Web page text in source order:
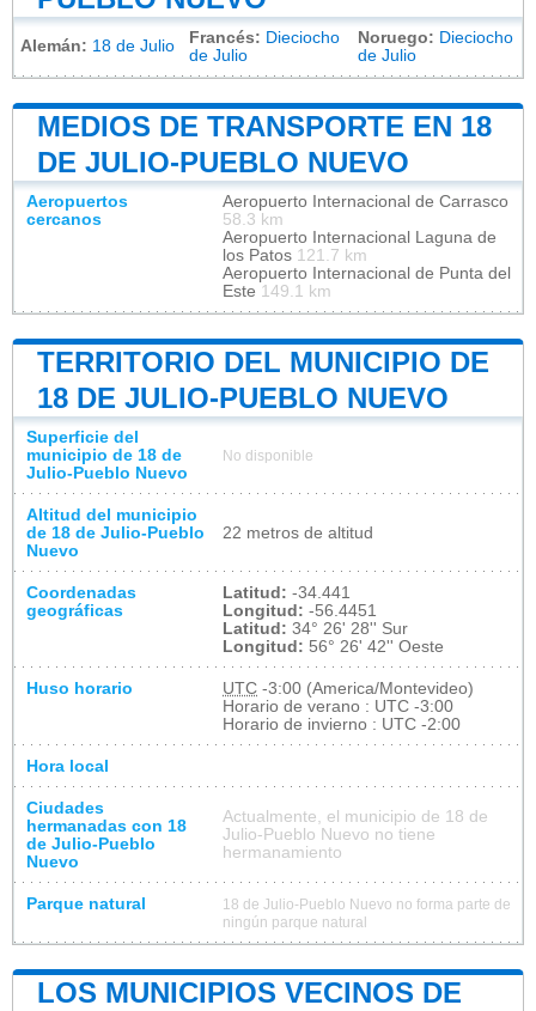
Alemán: 18 de Julio Francés: Dieciocho
de Julio
Noruego: Dieciocho
de Julio
MEDIOS DE TRANSPORTE EN 18
DE JULIO-PUEBLO NUEVO
Aeropuertos
cercanos
Aeropuerto Internacional de Carrasco
58.3 km
Aeropuerto Internacional Laguna de
los Patos 121.7 km
Aeropuerto Internacional de Punta del
Este 149.1 km
TERRITORIO DEL MUNICIPIO DE
18 DE JULIO-PUEBLO NUEVO
Superficie del
municipio de 18 de
Julio-Pueblo Nuevo
No disponible
Altitud del municipio
de 18 de Julio-Pueblo
Nuevo
22 metros de altitud
Coordenadas
geográficas
Latitud: -34.441
Longitud: -56.4451
Latitud: 34° 26' 28'' Sur
Longitud: 56° 26' 42'' Oeste
Huso horario UTC -3:00 (America/Montevideo)
Horario de verano : UTC -3:00
Horario de invierno : UTC -2:00
Hora local
Ciudades
hermanadas con 18
de Julio-Pueblo
Nuevo
Actualmente, el municipio de 18 de
Julio-Pueblo Nuevo no tiene
hermanamiento
Parque natural
18 de Julio-Pueblo Nuevo no forma parte de
ningún parque natural
LOS MUNICIPIOS VECINOS DE